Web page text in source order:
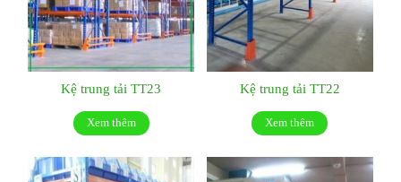
Kệ trung tải TT23
Xem thêm
Kệ trung tải TT22
Xem thêm